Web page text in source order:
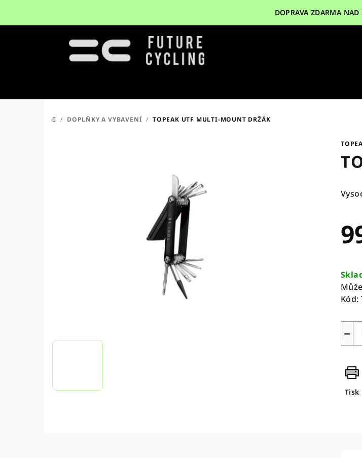
DOPRAVA ZDARMA
DOMŮ
/ DOPLŇKY A VYBAVENÍ / TOPEAK UTF MULTI-MOUNT DRŽÁK
cena:
Kód:
−
Tisk